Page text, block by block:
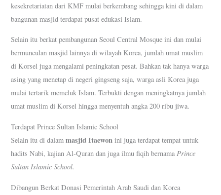
kesekretariatan dari KMF mulai berkembang sehingga kini di dalam
bangunan masjid terdapat pusat edukasi Islam.
Selain itu berkat pembangunan Seoul Central Mosque ini dan mulai
bermunculan masjid lainnya di wilayah Korea, jumlah umat muslim
di Korsel juga mengalami peningkatan pesat. Bahkan tak hanya warga
asing yang menetap di negeri gingseng saja, warga asli Korea juga
mulai tertarik memeluk Islam. Terbukti dengan meningkatnya jumlah
umat muslim di Korsel hingga menyentuh angka 200 ribu jiwa.
Terdapat Prince Sultan Islamic School
Selain itu di dalammasjid Itaewon ini juga terdapat tempat untuk
hadits Nabi, kajian Al-Quran dan juga ilmu fiqih bernamaPrince
Sultan Islamic School.
Dibangun Berkat Donasi Pemerintah Arab Saudi dan Korea